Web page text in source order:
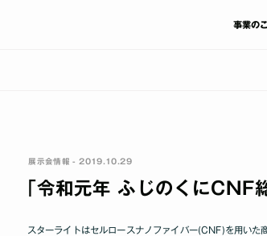
事業の
展示会情報 - 2019.10.29
｢令和元年 ふじのくにCNF
スターライトはセルロースナノファイバー(CNF)を用いた